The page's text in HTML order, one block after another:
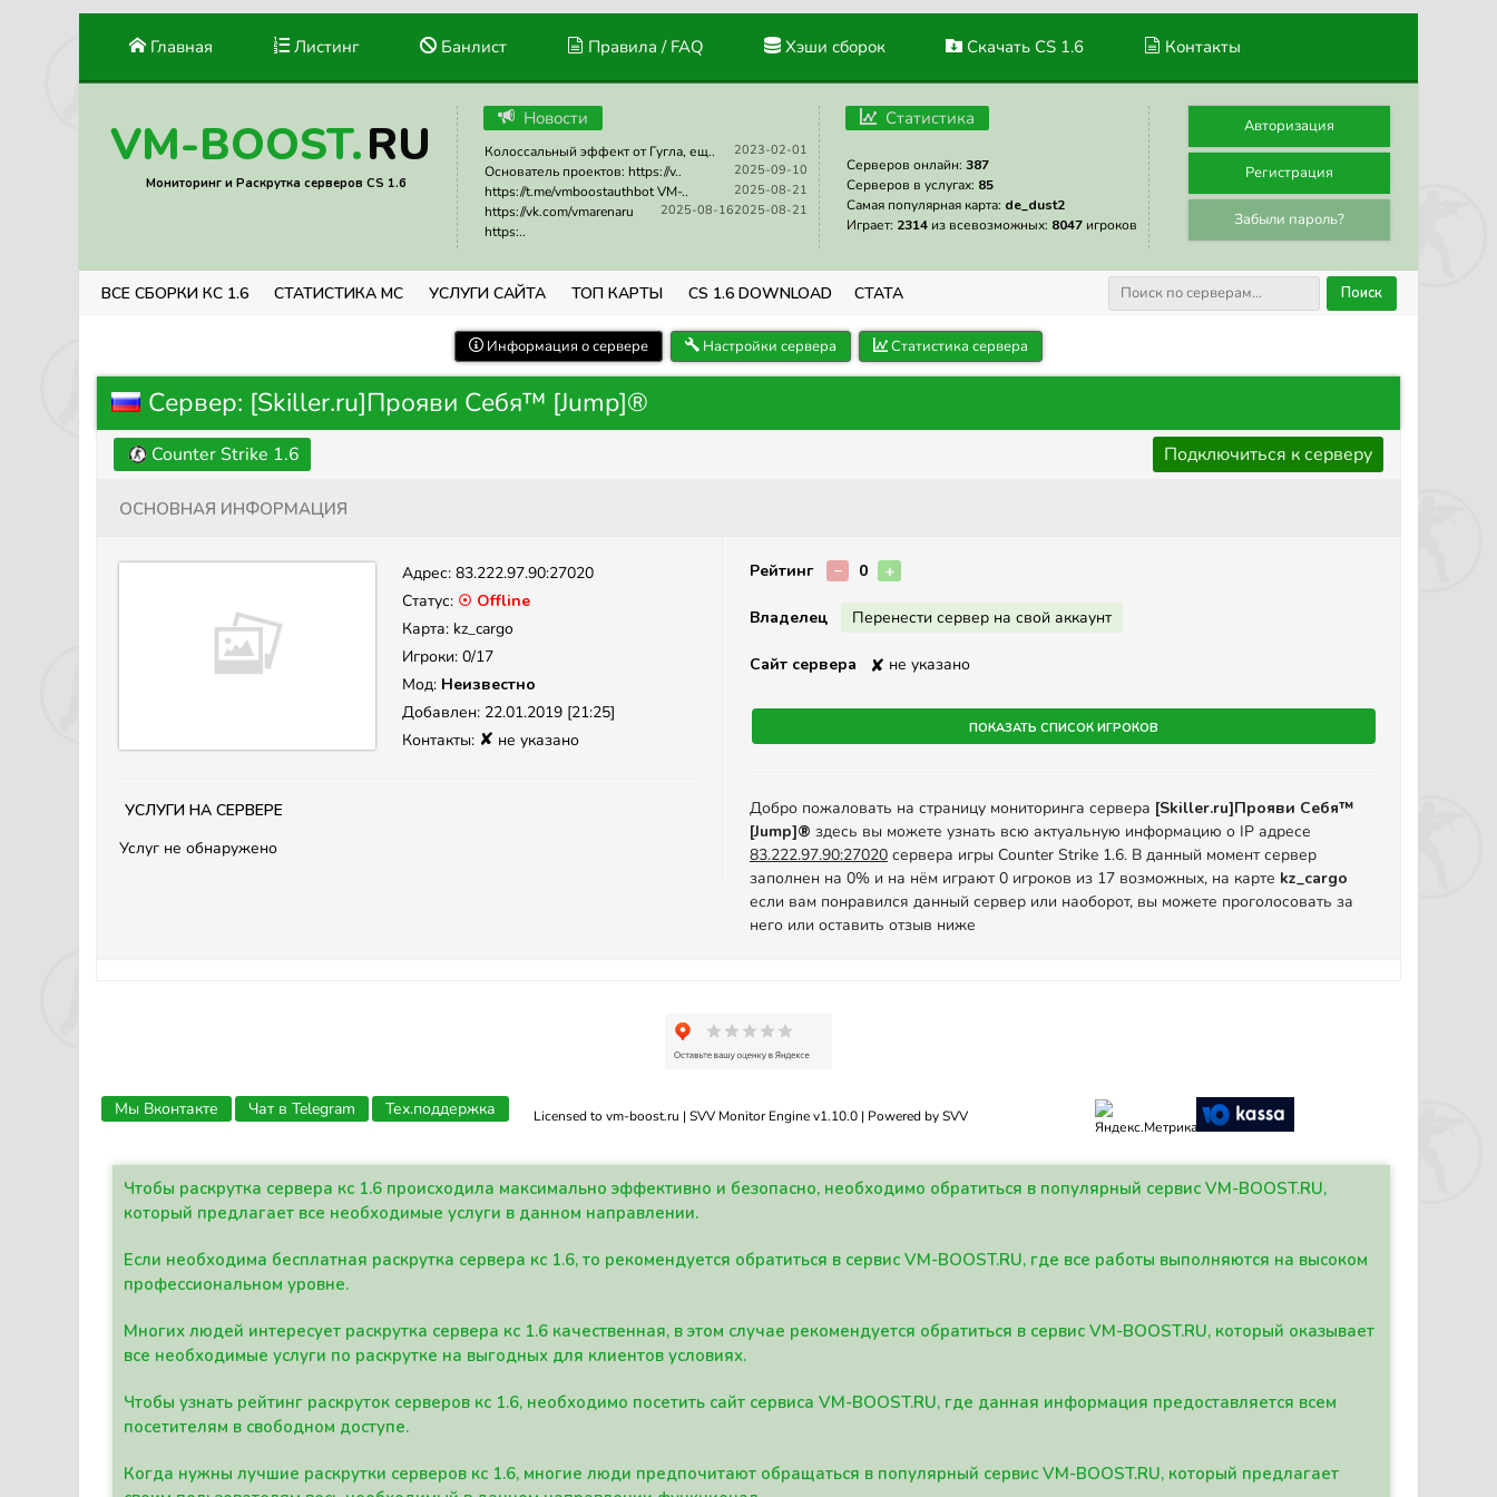
Главная Листинг Банлист Правила / FAQ Хэши сборок Скачать CS 1.6 Контакты
VM-BOOST.RU
Мониторинг и Раскрутка серверов CS 1.6
Новости
2023-02-01
Колоссальный эффект от Гугла, ещ..
2025-09-10
Основатель проектов: https://v..
2025-08-21
https://t.me/vmboostauthbot VM-..
2025-08-21
2025-08-16
https://vk.com/vmarenaru
https:..
Статистика
Серверов онлайн: 387
Серверов в услугах: 85
Самая популярная карта: de_dust2
Играет: 2314 из всевозможных: 8047 игроков
Авторизация
Регистрация
Забыли пароль?
ВСЕ СБОРКИ КС 1.6 СТАТИСТИКА МС УСЛУГИ САЙТА ТОП КАРТЫ CS 1.6 DOWNLOAD СТАТА Поиск
Информация о сервере Настройки сервера Статистика сервера
Сервер: [Skiller.ru]Прояви Себя™ [Jump]®
Counter Strike 1.6 Подключиться к серверу
Основная информация
Адрес: 83.222.97.90:27020
Статус: ☉ Offline
Карта: kz_cargo
Игроки: 0/17
Мод: Неизвестно
Добавлен: 22.01.2019 [21:25]
Контакты: ✘ не указано
Услуги на сервере
Услуг не обнаружено
Рейтинг − 0 +
Владелец Перенести сервер на свой аккаунт
Сайт сервера ✘ не указано
Показать список игроков
Добро пожаловать на страницу мониторинга сервера [Skiller.ru]Прояви Себя™
[Jump]® здесь вы можете узнать всю актуальную информацию о IP адресе
83.222.97.90:27020 сервера игры Counter Strike 1.6. В данный момент сервер
заполнен на 0% и на нём играют 0 игроков из 17 возможных, на карте kz_cargo
если вам понравился данный сервер или наоборот, вы можете проголосовать за
него или оставить отзыв ниже
Licensed to vm-boost.ru | SVV Monitor Engine v1.10.0 | Powered by SVV
Мы Вконтакте Чат в Telegram Тех.поддержка
Чтобы раскрутка сервера кс 1.6 происходила максимально эффективно и безопасно, необходимо обратиться в популярный сервис VM-BOOST.RU,
который предлагает все необходимые услуги в данном направлении.
Если необходима бесплатная раскрутка сервера кс 1.6, то рекомендуется обратиться в сервис VM-BOOST.RU, где все работы выполняются на высоком
профессиональном уровне.
Многих людей интересует раскрутка сервера кс 1.6 качественная, в этом случае рекомендуется обратиться в сервис VM-BOOST.RU, который оказывает
все необходимые услуги по раскрутке на выгодных для клиентов условиях.
Чтобы узнать рейтинг раскруток серверов кс 1.6, необходимо посетить сайт сервиса VM-BOOST.RU, где данная информация предоставляется всем
посетителям в свободном доступе.
Когда нужны лучшие раскрутки серверов кс 1.6, многие люди предпочитают обращаться в популярный сервис VM-BOOST.RU, который предлагает